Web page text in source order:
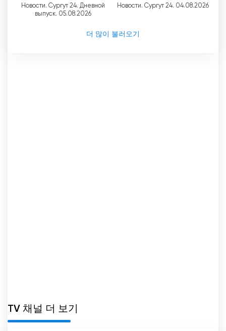
Новости. Сургут 24. Дневной
выпуск. 05.08.2026
Новости. Сургут 24. 04.08.2026
더 많이 불러오기
TV 채널 더 보기